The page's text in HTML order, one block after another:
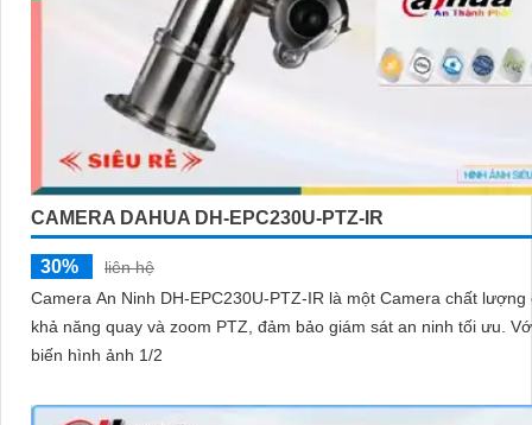
CAMERA DAHUA DH-EPC230U-PTZ-IR
30%
liên hệ
Camera An Ninh DH-EPC230U-PTZ-IR là một Camera chất lượng
khả năng quay và zoom PTZ, đảm bảo giám sát an ninh tối ưu. Với cảm
biến hình ảnh 1/2